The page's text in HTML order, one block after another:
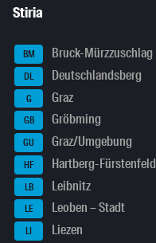
Stiria
BM Bruck-Mürzzuschlag
DL Deutschlandsberg
G Graz
GB Gröbming
GU Graz/Umgebung
HF Hartberg-Fürstenfeld
LB Leibnitz
LE Leoben – Stadt
LI Liezen